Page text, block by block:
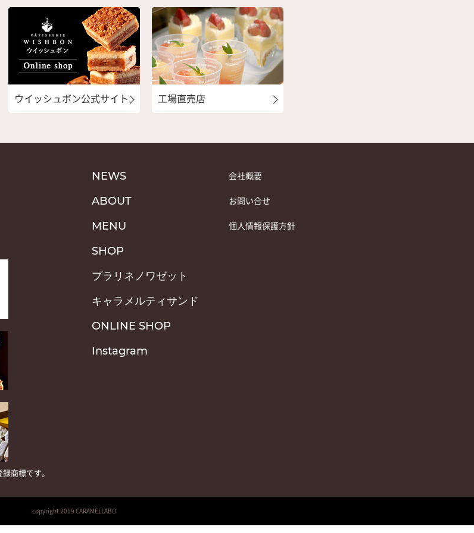
ウイッシュボン公式サイト 工場直売店
商標です。
NEWS
ABOUT
MENU
SHOP
プラリネノワゼット
キャラメルティサンド
ONLINE SHOP
Instagram
会社概要
お問い合せ
個人情報保護方針
copyright 2019 CARAMELLABO